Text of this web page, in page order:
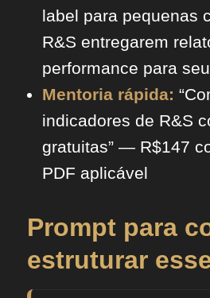
label para pequenas
R&S entregarem
performance para
Mentoria rápida:
indicadores de R&S
gratuitas” — R$147
PDF aplicável
Prompt para
estruturar